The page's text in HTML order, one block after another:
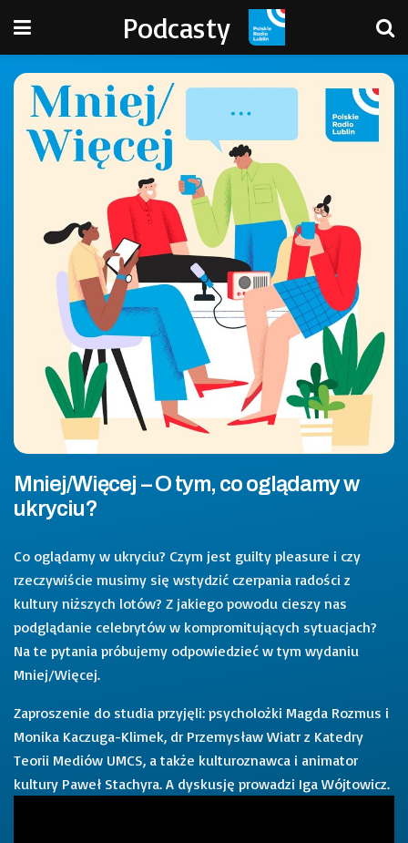
Podcasty
Mniej/Więcej – O tym, co oglądamy w
ukryciu?
Co oglądamy w ukryciu? Czym jest guilty pleasure i czy
rzeczywiście musimy się wstydzić czerpania radości z
kultury niższych lotów? Z jakiego powodu cieszy nas
podglądanie celebrytów w kompromitujących sytuacjach?
Na te pytania próbujemy odpowiedzieć w tym wydaniu
Mniej/Więcej.
Zaproszenie do studia przyjęli: psycholożki Magda Rozmus i
Monika Kaczuga-Klimek, dr Przemysław Wiatr z Katedry
Teorii Mediów UMCS, a także kulturoznawca i animator
kultury Paweł Stachyra. A dyskusję prowadzi Iga Wójtowicz.